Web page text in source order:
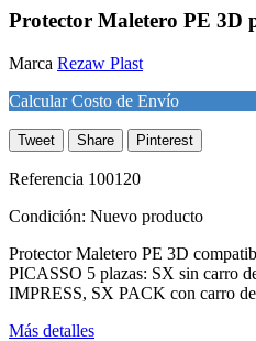
Protector Maletero PE 3D
Marca Rezaw Plast
Calcular Costo de Envío
Tweet Share Pinterest
Referencia 100120
Condición: Nuevo producto
Protector Maletero PE 3D
PICASSO 5 plazas: SX sin carro
IMPRESS, SX PACK con carro
Más detalles